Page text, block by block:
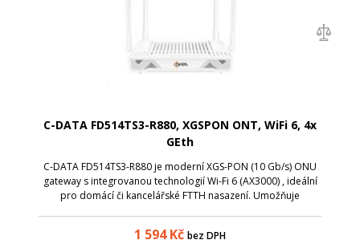
C-DATA FD514TS3-R880, XGSPON ONT, WiFi 6, 4x
GEth
C-DATA FD514TS3-R880 je moderní XGS-PON (10 Gb/s) ONU
gateway s integrovanou technologií Wi-Fi 6 (AX3000) , ideální
pro domácí či kancelářské FTTH nasazení. Umožňuje
1 594Kč bez DPH